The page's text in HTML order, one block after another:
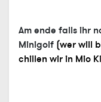
Am ende falls ihr
Minigolf (wer will
chillen wir in Mio